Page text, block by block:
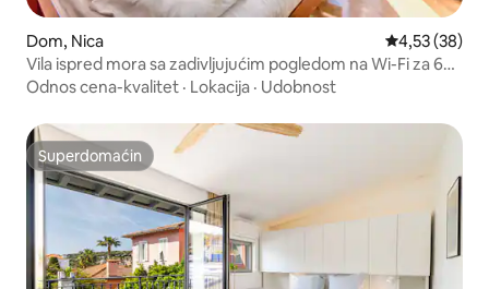
Dom, Nica Prosečna
4,53 (38)
Vila ispred mora sa zadivljujućim pogledom na Wi-Fi za 6
osoba
Odnos cena-kvalitet · Lokacija · Udobnost
Superdomaćin
Superdomaćin